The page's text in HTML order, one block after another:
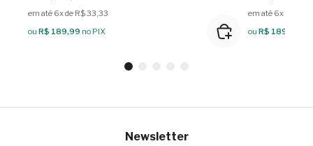
em até 6x de R$ 33,33
ou R$ 189,99 no PIX
em até 6x de R$
ou R$ 189,99
Newsletter